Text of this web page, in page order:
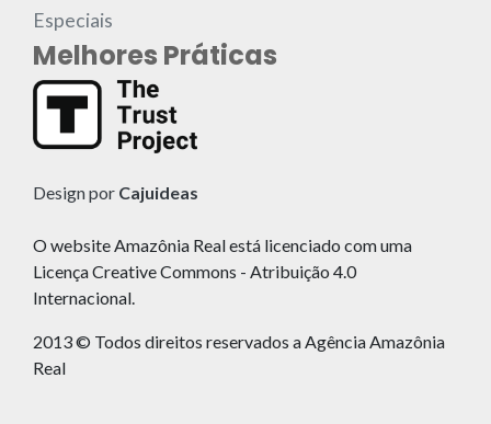
Especiais
Melhores Práticas
Design por Cajuideas
O website Amazônia Real está licenciado com uma
Licença Creative Commons - Atribuição 4.0
Internacional.
2013 © Todos direitos reservados a Agência Amazônia
Real